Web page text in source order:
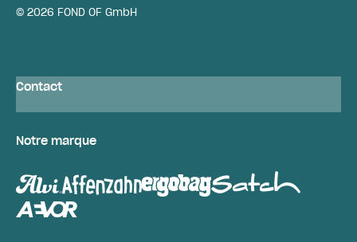
© 2026 FOND OF GmbH
Contact
Notre marque